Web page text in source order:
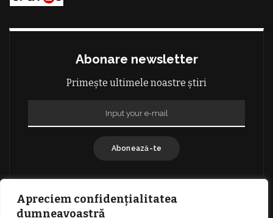
Apreciem confidențialitatea
dumneavoastră
Abonare newsletter
Primește ultimele noastre știri
Abonează-te